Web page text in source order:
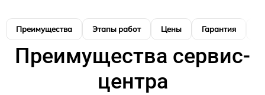
Преимущества Этапы работ Цены Гарантия
Преимущества сервис-
центра